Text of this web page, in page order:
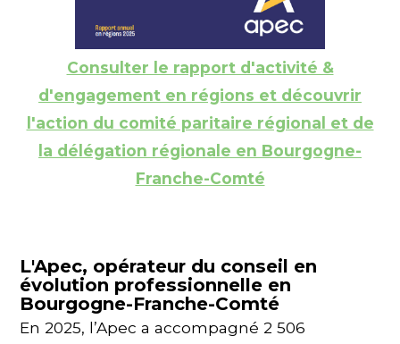
Consulter le rapport d'activité &
d'engagement en régions et découvrir
l'action du comité paritaire régional et de
la délégation régionale en Bourgogne-
Franche-Comté
L'Apec, opérateur du conseil en
évolution professionnelle en
Bourgogne-Franche-Comté
En 2025, l’Apec a accompagné 2 506